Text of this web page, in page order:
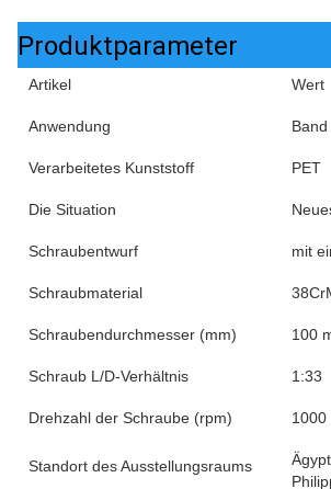
Produktparameter
Artikel Wert
Anwendung Band
Verarbeitetes Kunststoff PET
Die Situation
Schraubentwurf mit
Schraubmaterial
Schraubendurchmesser (mm) 100
Schraub L/D-Verhältnis 1:33
Drehzahl der Schraube (rpm) 1000
Standort des Ausstellungsraums